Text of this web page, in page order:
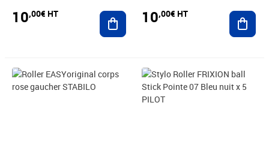
10,00€ HT Ajouter au panier
10,00€ HT
Prix 6,21€ HT Prix 8,42€ HT